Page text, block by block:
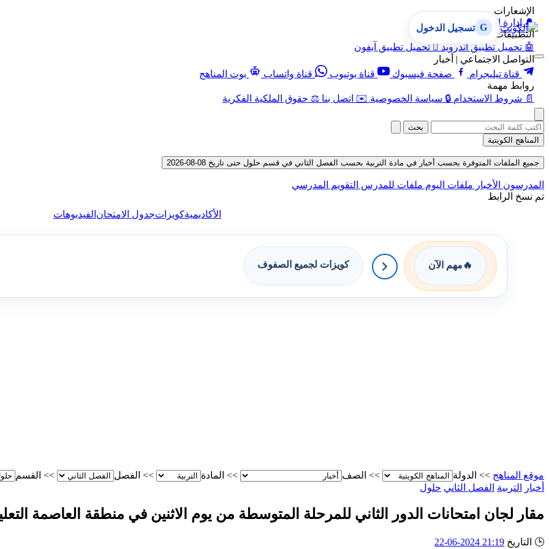
الإشعارات
🔔 إدارة الإشعارات
التطبيقات
🤖 تحميل تطبيق أندرويد  تحميل تطبيق آيفون
التواصل الاجتماعي | أخبار
قناة تيليجرام
صفحة فيسبوك قناة يوتيوب قناة واتساب
بوت المناهج
روابط مهمة
📄 شروط الاستخدام 🔒 سياسة الخصوصية ✉️ اتصل بنا ⚖️ حقوق الملكية الفكرية
G تسجيل الدخول
بحث
المناهج الكويتية
جميع الملفات المتوفرة بحسب أخبار في مادة التربية بحسب الفصل الثاني في قسم حلول حتى تاريخ 08-08-2026
المدرسون الأخبار ملفات اليوم ملفات للمدرس التقويم المدرسي
تم نسخ الرابط
الأكاديميةكويزاتجدول الامتحان الفيديوهات
🔥 مهم الآن كويزات لجميع الصفوف
موقع المناهج >> الدولة >> الصف >> المادة >> الفصل >> القسم
أخبار
التربية الفصل الثاني حلول
مقار لجان امتحانات الدور الثاني للمرحلة المتوسطة من يوم الاثنين في منطقة العاصمة
🕒 التاريخ 21:19 2024-06-22